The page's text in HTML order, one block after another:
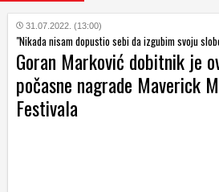
31.07.2022. (13:00)
"Nikada nisam dopustio sebi da izgubim svoju
Goran Marković dobitnik je
počasne nagrade Maverick
Festivala